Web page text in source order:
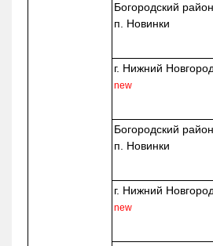
Богородский
п. Новинки
г. Нижний
new
Богородский
п. Новинки
г. Нижний
new